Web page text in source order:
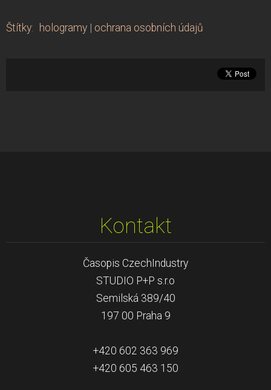
Štítky: hologramy | ochrana osobních údajů
Kontakt
Časopis CzechIndustry
STUDIO P+P s.r.o
Semilská 389/40
197 00 Praha 9
+420 602 363 969
+420 605 463 150